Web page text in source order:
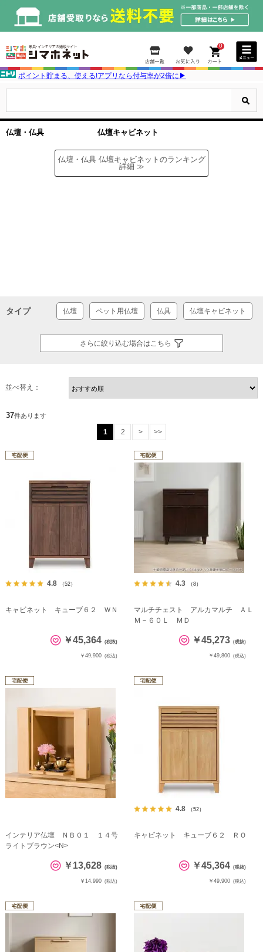
0
ポイント貯まる、使える!アプリなら付与率が2倍に▶
仏壇・仏具 仏壇キャビネット
仏壇・仏具 仏壇キャビネットのランキング
詳細 ≫
タイプ 仏壇 ペット用仏壇 仏具 仏壇キャビネット
さらに絞り込む場合はこちら
並べ替え：
37件あります
1 2 > >>
4.8 （52）
キャビネット キューブ６２ ＷＮ
￥45,364 (税抜)
￥49,900 (税込)
4.3 （8）
マルチチェスト アルカマルチ ＡＬ
Ｍ－６０Ｌ ＭＤ
￥45,273 (税抜)
￥49,800 (税込)
インテリア仏壇 ＮＢ０１ １４号
ライトブラウン<N>
￥13,628 (税抜)
￥14,990 (税込)
4.8 （52）
キャビネット キューブ６２ ＲＯ
￥45,364 (税抜)
￥49,900 (税込)